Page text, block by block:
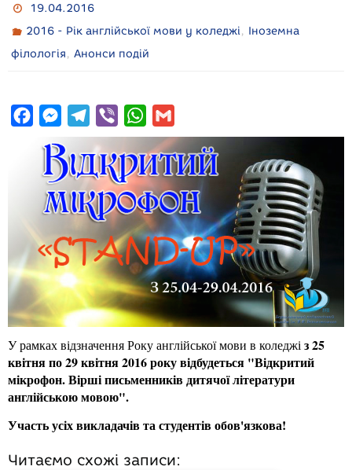
19.04.2016
2016 - Рік англійської мови у коледжі, Іноземна
філологія, Анонси подій
o
k
M
s
s
e
g
e
r
e
l
e
g
r
a
m
i
b
e
r
W
h
a
t
s
A
p
p
m
a
i
l
У рамках відзначення Року англійської мови в коледжіз 25
квітня по 29 квітня 2016 року відбудеться "Відкритий
мікрофон. Вірші письменників дитячої літератури
англійською мовою".
Участь усіх викладачів та студентів обов'язкова!
Читаємо схожі записи: